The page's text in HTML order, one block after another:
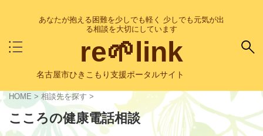
あなたが抱える困難を少しでも軽く 少しでも元気が出
る相談を大切にしています
re🌱link
名古屋市ひきこもり支援ポータルサイト
HOME > 相談先を探す >
こころの健康電話相談